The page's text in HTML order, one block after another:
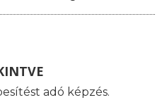
adó képzés.